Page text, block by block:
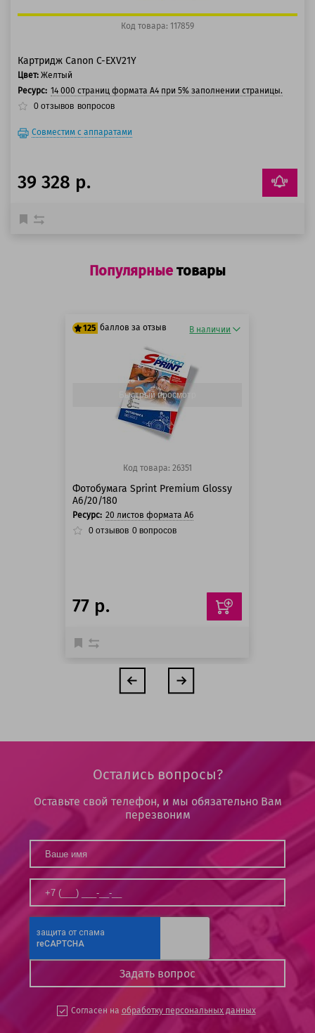
Код товара: 117859
Картридж Canon C-EXV21Y
Цвет: Желтый
Ресурс: 14 000 страниц формата А4 при 5% заполнении страницы.
0 отзывов вопросов
Совместим с аппаратами
39 328 р.
Популярные товары
125 баллов за отзыв
125 баллов
125 баллов
В наличии
Быстрый просмотр
Код товара: 26351
Фотобумага Sprint Premium Glossy
A6/20/180
Ресурс: 20 листов формата А6
0 отзывов 0 вопросов
77 р.
Остались вопросы?
Оставьте свой телефон, и мы обязательно Вам
перезвоним
Согласен на обработку персональных данных